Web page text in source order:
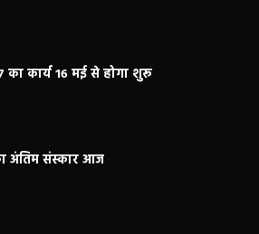
का कार्य 16 मई से होगा शुरू
अंतिम संस्कार आज